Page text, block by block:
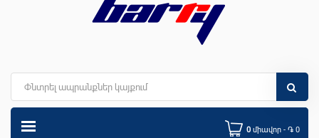
0 միավոր - ֏ 0